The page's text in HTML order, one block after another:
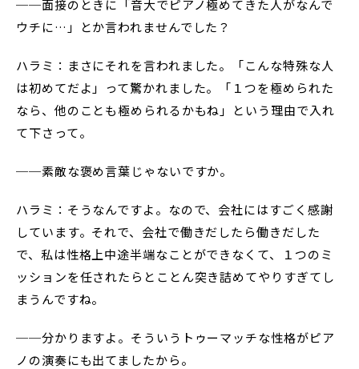
──面接のときに「音大でピアノ極めてきた人がなんで
ウチに…」とか言われませんでした？
ハラミ：まさにそれを言われました。「こんな特殊な人
は初めてだよ」って驚かれました。「１つを極められた
なら、他のことも極められるかもね」という理由で入れ
て下さって。
──素敵な褒め言葉じゃないですか。
ハラミ：そうなんですよ。なので、会社にはすごく感謝
しています。それで、会社で働きだしたら働きだした
で、私は性格上中途半端なことができなくて、１つのミ
ッションを任されたらとことん突き詰めてやりすぎてし
まうんですね。
──分かりますよ。そういうトゥーマッチな性格がピア
ノの演奏にも出てましたから。